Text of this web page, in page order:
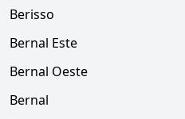
Berisso
Bernal Este
Bernal Oeste
Bernal